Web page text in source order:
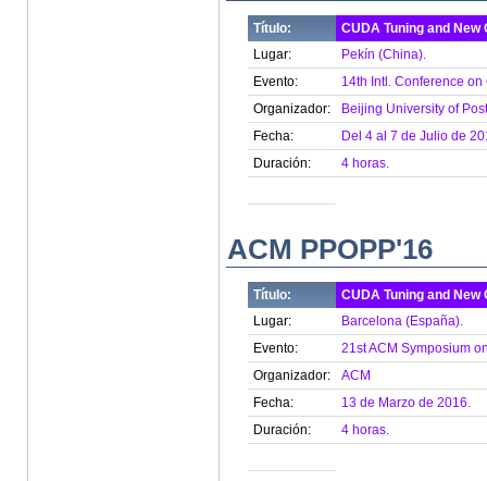
Título:
CUDA Tuning and New
Lugar:
Pekín (China).
Evento:
14th Intl. Conference
Organizador:
Beijing University of
Fecha:
Del 4 al 7 de Julio de
Duración:
4 horas.
ACM PPOPP'16
Título:
CUDA Tuning and New
Lugar:
Barcelona (España).
Evento:
21st ACM Symposium
Organizador:
ACM
Fecha:
13 de Marzo de 2016.
Duración:
4 horas.